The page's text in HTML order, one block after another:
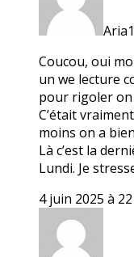
Coucou, oui
un we lecture
pour rigoler on
C’était
moins on a
Là c’est la
Lundi. Je
4 juin 2025 à